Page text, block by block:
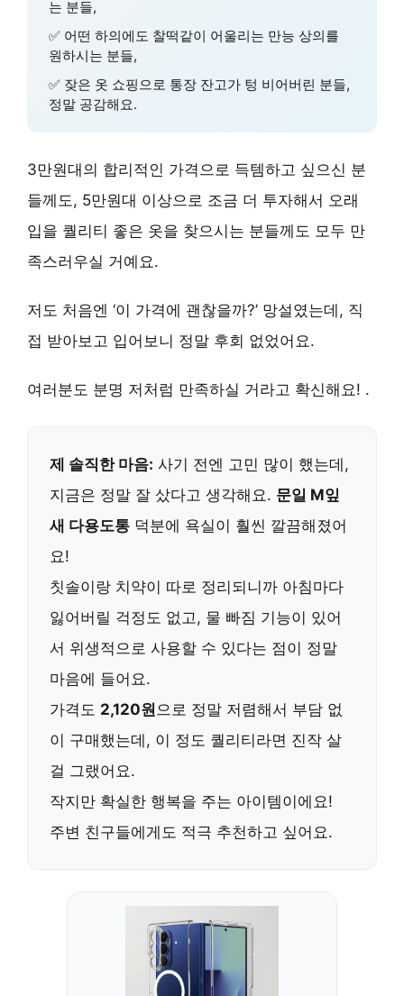
는 분들,
✅ 어떤 하의에도 찰떡같이 어울리는 만능 상의를
원하시는 분들,
✅ 잦은 옷 쇼핑으로 통장 잔고가 텅 비어버린 분들,
정말 공감해요.
3만원대의 합리적인 가격으로 득템하고 싶으신 분
들께도, 5만원대 이상으로 조금 더 투자해서 오래
입을 퀄리티 좋은 옷을 찾으시는 분들께도 모두 만
족스러우실 거예요.
저도 처음엔 ‘이 가격에 괜찮을까?’ 망설였는데, 직
접 받아보고 입어보니 정말 후회 없었어요.
여러분도 분명 저처럼 만족하실 거라고 확신해요! .
제 솔직한 마음: 사기 전엔 고민 많이 했는데,
지금은 정말 잘 샀다고 생각해요. 문일 M잎
새 다용도통 덕분에 욕실이 훨씬 깔끔해졌어
요!
칫솔이랑 치약이 따로 정리되니까 아침마다
잃어버릴 걱정도 없고, 물 빠짐 기능이 있어
서 위생적으로 사용할 수 있다는 점이 정말
마음에 들어요.
가격도 2,120원 으로 정말 저렴해서 부담 없
이 구매했는데, 이 정도 퀄리티라면 진작 살
걸 그랬어요.
작지만 확실한 행복을 주는 아이템이에요!
주변 친구들에게도 적극 추천하고 싶어요.